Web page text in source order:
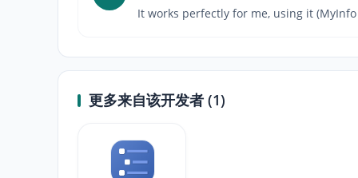
It works perfectly for me, using it (MyInfo
更多来自该开发者 (1)